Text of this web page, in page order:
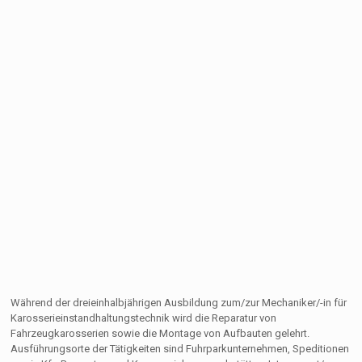
Während der dreieinhalbjährigen Ausbildung zum/zur Mechaniker/-in für
Karosserieinstandhaltungstechnik wird die Reparatur von
Fahrzeugkarosserien sowie die Montage von Aufbauten gelehrt.
Ausführungsorte der Tätigkeiten sind Fuhrparkunternehmen, Speditionen